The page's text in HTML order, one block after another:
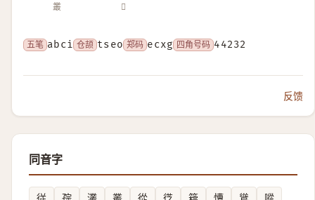
叢 𧆁
五笔 abci 仓颉 tseo 郑码 ecxg 四角号码 44232
反馈
同音字